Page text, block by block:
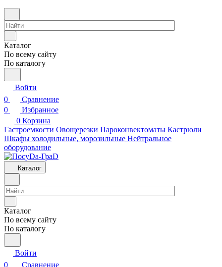
Каталог
По всему сайту
По каталогу
Войти
0
Сравнение
0
Избранное
0 Корзина
Гастроемкости Овощерезки Пароконвектоматы Кастрюли
Шкафы холодильные, морозильные Нейтральное
оборудование
Каталог
Каталог
По всему сайту
По каталогу
Войти
0
Сравнение